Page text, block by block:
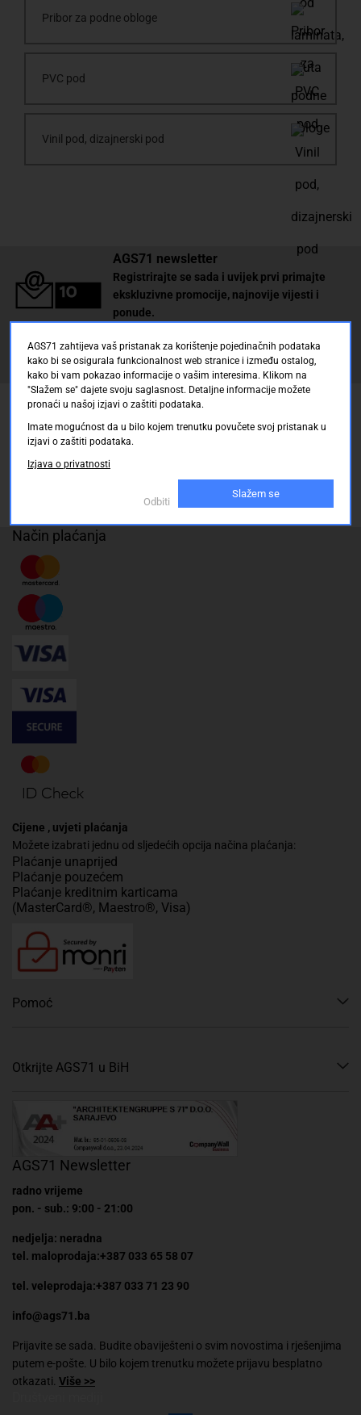
Pribor za podne obloge
PVC pod
Vinil pod, dizajnerski pod
AGS71 newsletter
Registrirajte se sada i uvijek prvi primajte
ekskluzivne promocije, najnovije vijesti i
ponude.
Registrirajte se sada
Pickup mjesto
Plaćanje
Naručivanje i slanje
Način plaćanja
Cijene , uvjeti plaćanja
Možete izabrati jednu od sljedećih opcija načina plaćanja:
Plaćanje unaprijed
Plaćanje pouzećem
Plaćanje kreditnim karticama
(MasterCard®, Maestro®, Visa)
Pomoć
Otkrijte AGS71 u BiH
AGS71 Newsletter
radno vrijeme
pon. - sub.: 9:00 - 21:00
nedjelja: neradna
tel. maloprodaja:+387 033 65 58 07
tel. veleprodaja:+387 033 71 23 90
info@ags71.ba
Prijavite se sada. Budite obaviješteni o svim novostima i rješenjima
putem e-pošte. U bilo kojem trenutku možete prijavu besplatno
otkazati. Više >>
AGS71 zahtijeva vaš pristanak za korištenje pojedinačnih podataka
kako bi se osigurala funkcionalnost web stranice i između ostalog,
kako bi vam pokazao informacije o vašim interesima. Klikom na
"Slažem se" dajete svoju saglasnost. Detaljne informacije možete
pronaći u našoj izjavi o zaštiti podataka.
Imate mogućnost da u bilo kojem trenutku povučete svoj pristanak u
izjavi o zaštiti podataka.
Izjava o privatnosti
Odbiti
Slažem se